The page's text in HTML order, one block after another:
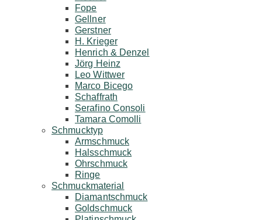
Fope
Gellner
Gerstner
H. Krieger
Henrich & Denzel
Jörg Heinz
Leo Wittwer
Marco Bicego
Schaffrath
Serafino Consoli
Tamara Comolli
Schmucktyp
Armschmuck
Halsschmuck
Ohrschmuck
Ringe
Schmuckmaterial
Diamantschmuck
Goldschmuck